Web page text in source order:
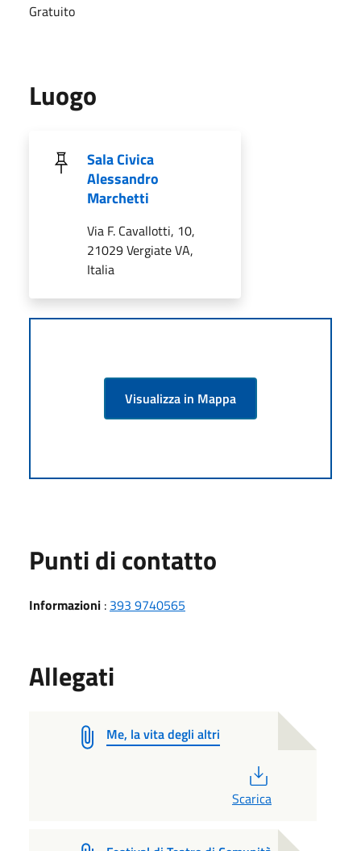
Gratuito
Luogo
Sala Civica
Alessandro
Marchetti
Via F. Cavallotti, 10,
21029 Vergiate VA,
Italia
Visualizza in Mappa
Punti di contatto
Informazioni : 393 9740565
Allegati
Me, la vita degli altri
Scarica